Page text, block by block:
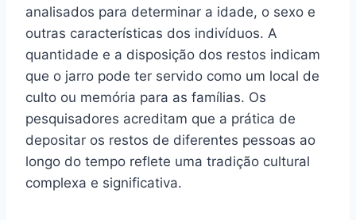
analisados para determinar a idade, o sexo e
outras características dos indivíduos. A
quantidade e a disposição dos restos indicam
que o jarro pode ter servido como um local de
culto ou memória para as famílias. Os
pesquisadores acreditam que a prática de
depositar os restos de diferentes pessoas ao
longo do tempo reflete uma tradição cultural
complexa e significativa.